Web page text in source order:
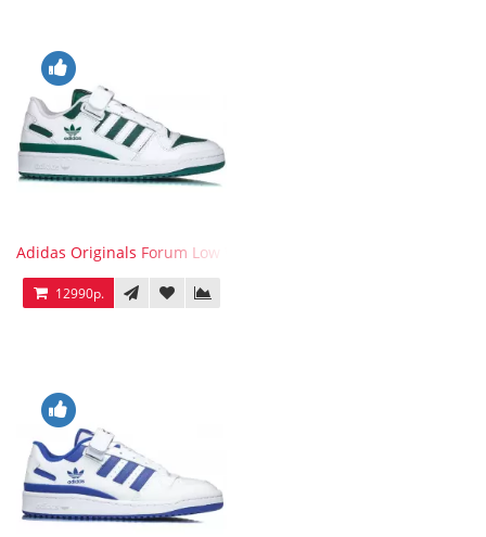
Adidas Originals Forum Low WB White Green
12990р.